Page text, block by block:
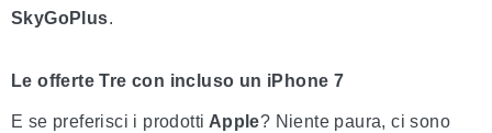
SkyGoPlus.
Le offerte Tre con incluso un iPhone 7
E se preferisci i prodotti Apple? Niente paura, ci sono